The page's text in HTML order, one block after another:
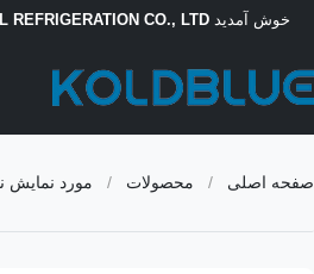
خوش آمدید REFRIGERATION CO., LTD.
صفحه اصلی / محصولات / مورد نمایش